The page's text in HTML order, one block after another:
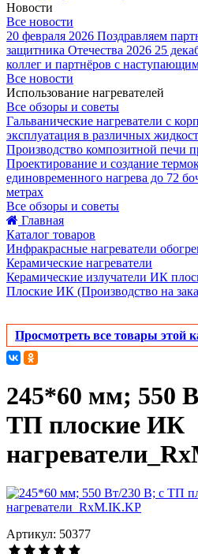
Новости
Все новости
20 февраля 2026 Поздравляем
защитника Отечества 2026 25
коллег и партнёров с
Все новости
Использование нагревателей
Все обзоры и советы
Гальванические нагреватели с
эксплуатация в различных
Производство композитной печи
Проектирование и создание
единовременного нагрева до 72
метрах
Все обзоры и советы
Главная
Каталог товаров
Инфракрасные нагреватели
Керамические нагреватели
Керамические излучатели ИК
Плоские ИК (Производство на
Просмотреть все товары этой
245*60 мм; 550
ТП плоские ИК
Артикул: 50377